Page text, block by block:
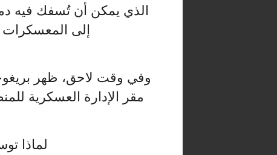
الذي يمكن أن تُسفك فيه
إلى المعسكرات
وفي وقت لاحق، ظهر
مقر الإدارة العسكرية
لماذا